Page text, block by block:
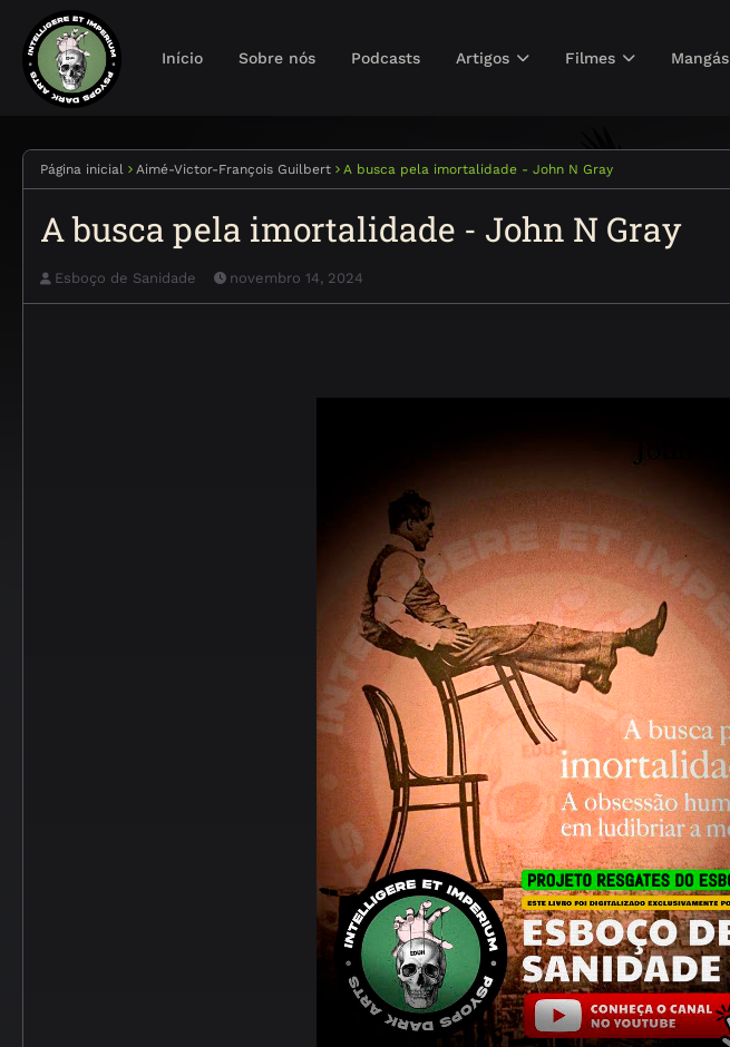
Início Sobre nós Podcasts Artigos Filmes Mangás
Página inicial Aimé-Victor-François Guilbert A busca pela imortalidade - John N Gray
A busca pela imortalidade - John N Gray
Esboço de Sanidade novembro 14, 2024